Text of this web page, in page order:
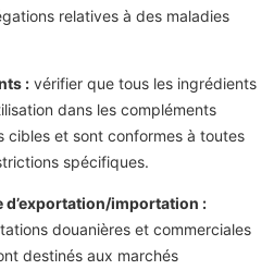
relatives à des maladies
: vérifier que tous les ingrédients
dans les compléments
cibles et sont conformes à toutes
spécifiques.
d’exportation/importation :
douanières et commerciales
destinés aux marchés